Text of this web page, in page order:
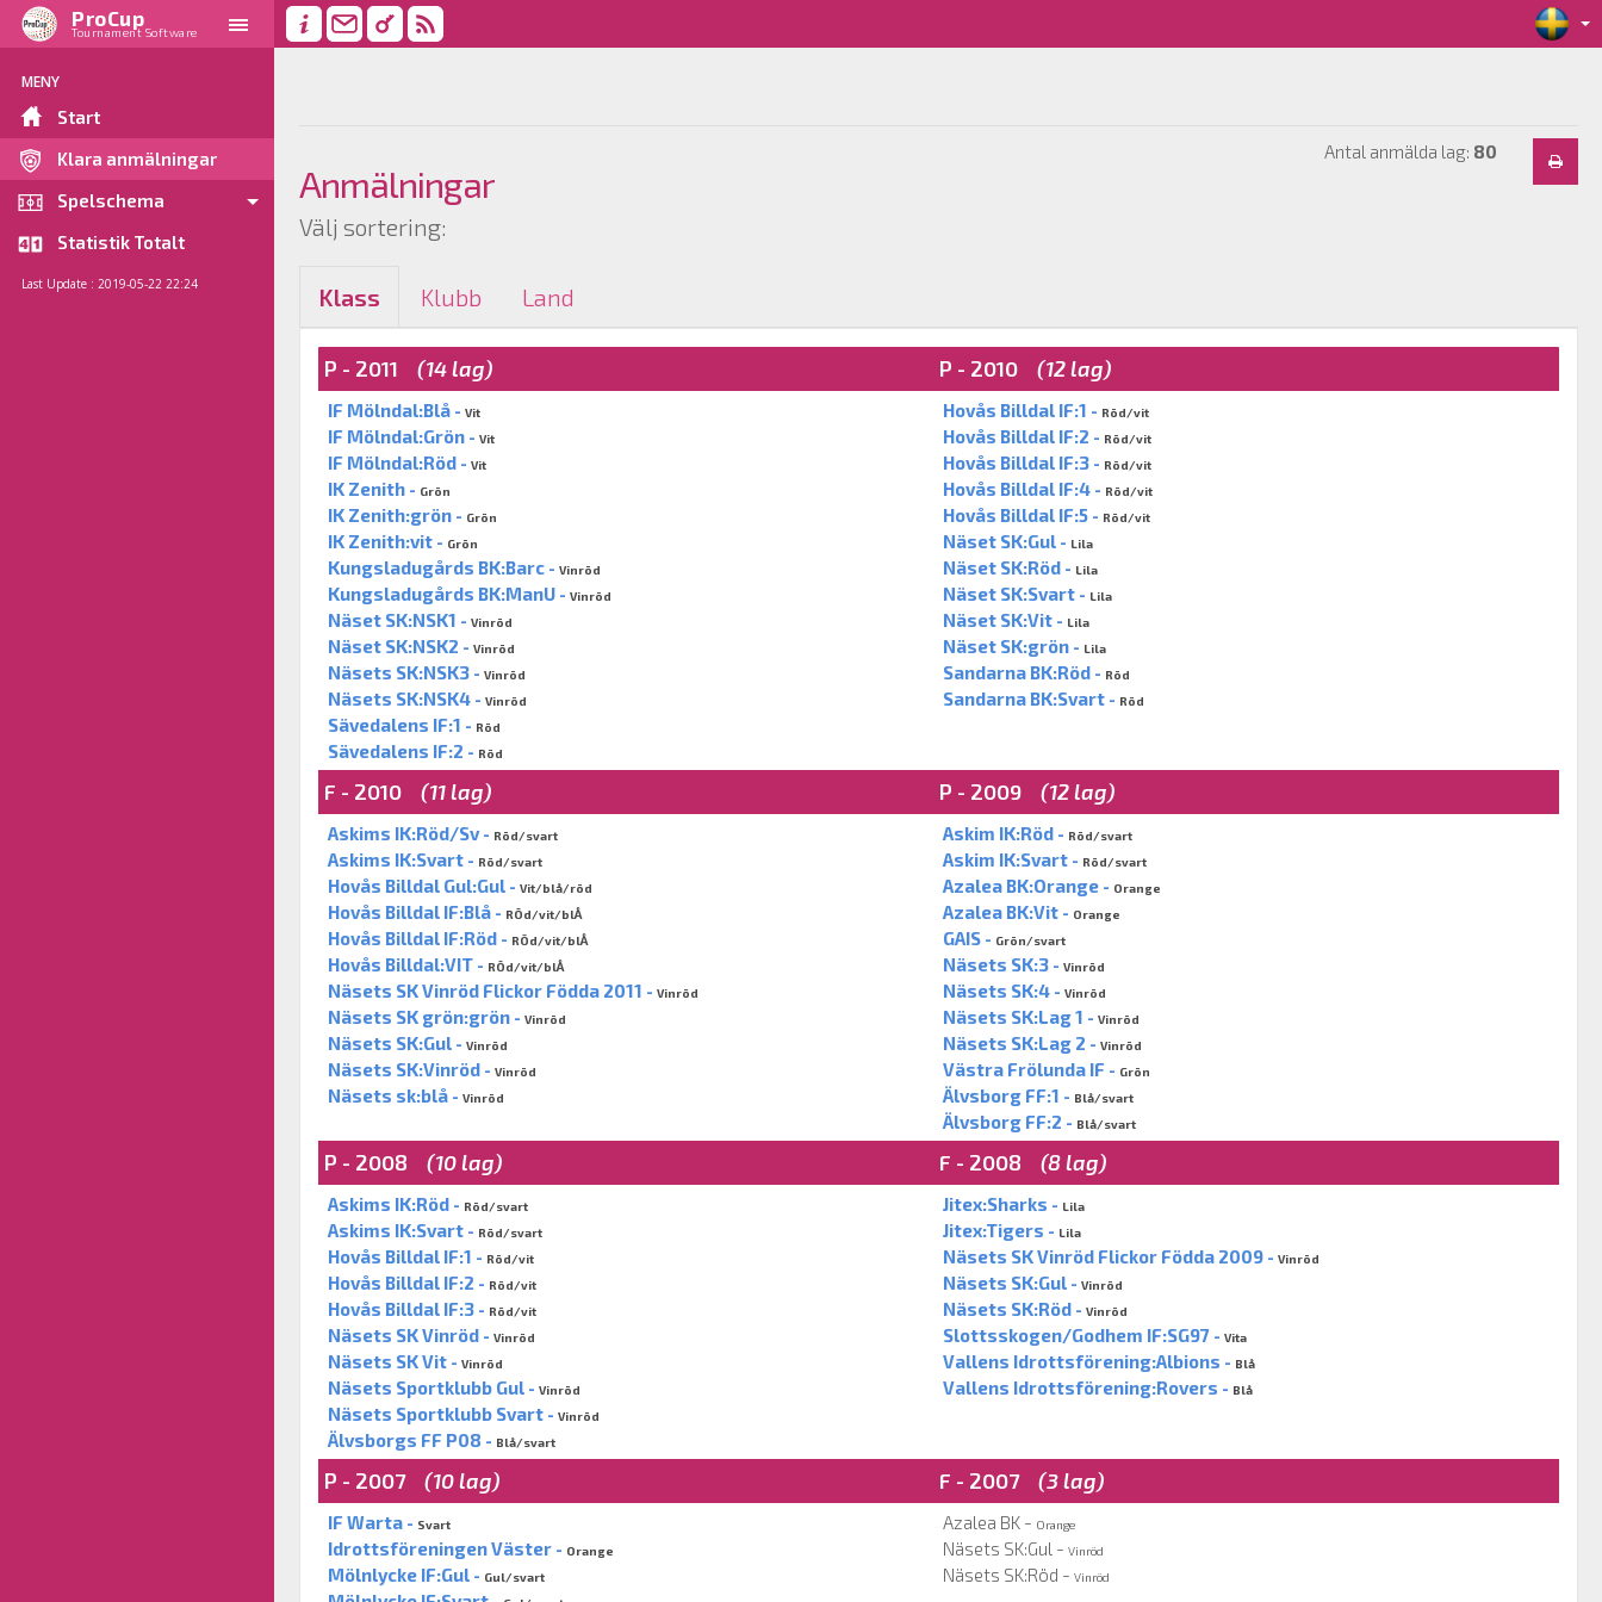
ProCup
Tournament Software
MENY
Start
Klara anmälningar
Spelschema
Statistik Totalt
Last Update : 2019-05-22 22:24
Anmälningar
Antal anmälda lag: 80
Välj sortering:
Klass Klubb Land
P - 2011 (14 lag) P - 2010 (12 lag)
IF Mölndal:Blå - Vit
IF Mölndal:Grön - Vit
IF Mölndal:Röd - Vit
IK Zenith - Grön
IK Zenith:grön - Grön
IK Zenith:vit - Grön
Kungsladugårds BK:Barc - Vinröd
Kungsladugårds BK:ManU - Vinröd
Näset SK:NSK1 - Vinröd
Näset SK:NSK2 - Vinröd
Näsets SK:NSK3 - Vinröd
Näsets SK:NSK4 - Vinröd
Sävedalens IF:1 - Röd
Sävedalens IF:2 - Röd
Hovås Billdal IF:1 - Röd/vit
Hovås Billdal IF:2 - Röd/vit
Hovås Billdal IF:3 - Röd/vit
Hovås Billdal IF:4 - Röd/vit
Hovås Billdal IF:5 - Röd/vit
Näset SK:Gul - Lila
Näset SK:Röd - Lila
Näset SK:Svart - Lila
Näset SK:Vit - Lila
Näset SK:grön - Lila
Sandarna BK:Röd - Röd
Sandarna BK:Svart - Röd
F - 2010 (11 lag) P - 2009 (12 lag)
Askims IK:Röd/Sv - Röd/svart
Askims IK:Svart - Röd/svart
Hovås Billdal Gul:Gul - Vit/blå/röd
Hovås Billdal IF:Blå - RÖd/vit/blÅ
Hovås Billdal IF:Röd - RÖd/vit/blÅ
Hovås Billdal:VIT - RÖd/vit/blÅ
Näsets SK Vinröd Flickor Födda 2011 - Vinröd
Näsets SK grön:grön - Vinröd
Näsets SK:Gul - Vinröd
Näsets SK:Vinröd - Vinröd
Näsets sk:blå - Vinröd
Askim IK:Röd - Röd/svart
Askim IK:Svart - Röd/svart
Azalea BK:Orange - Orange
Azalea BK:Vit - Orange
GAIS - Grön/svart
Näsets SK:3 - Vinröd
Näsets SK:4 - Vinröd
Näsets SK:Lag 1 - Vinröd
Näsets SK:Lag 2 - Vinröd
Västra Frölunda IF - Grön
Älvsborg FF:1 - Blå/svart
Älvsborg FF:2 - Blå/svart
P - 2008 (10 lag) F - 2008 (8 lag)
Askims IK:Röd - Röd/svart
Askims IK:Svart - Röd/svart
Hovås Billdal IF:1 - Röd/vit
Hovås Billdal IF:2 - Röd/vit
Hovås Billdal IF:3 - Röd/vit
Näsets SK Vinröd - Vinröd
Näsets SK Vit - Vinröd
Näsets Sportklubb Gul - Vinröd
Näsets Sportklubb Svart - Vinröd
Älvsborgs FF P08 - Blå/svart
Jitex:Sharks - Lila
Jitex:Tigers - Lila
Näsets SK Vinröd Flickor Födda 2009 - Vinröd
Näsets SK:Gul - Vinröd
Näsets SK:Röd - Vinröd
Slottsskogen/Godhem IF:SG97 - Vita
Vallens Idrottsförening:Albions - Blå
Vallens Idrottsförening:Rovers - Blå
P - 2007 (10 lag) F - 2007 (3 lag)
IF Warta - Svart
Idrottsföreningen Väster - Orange
Mölnlycke IF:Gul - Gul/svart
Azalea BK - Orange
Näsets SK:Gul - Vinröd
Näsets SK:Röd - Vinröd